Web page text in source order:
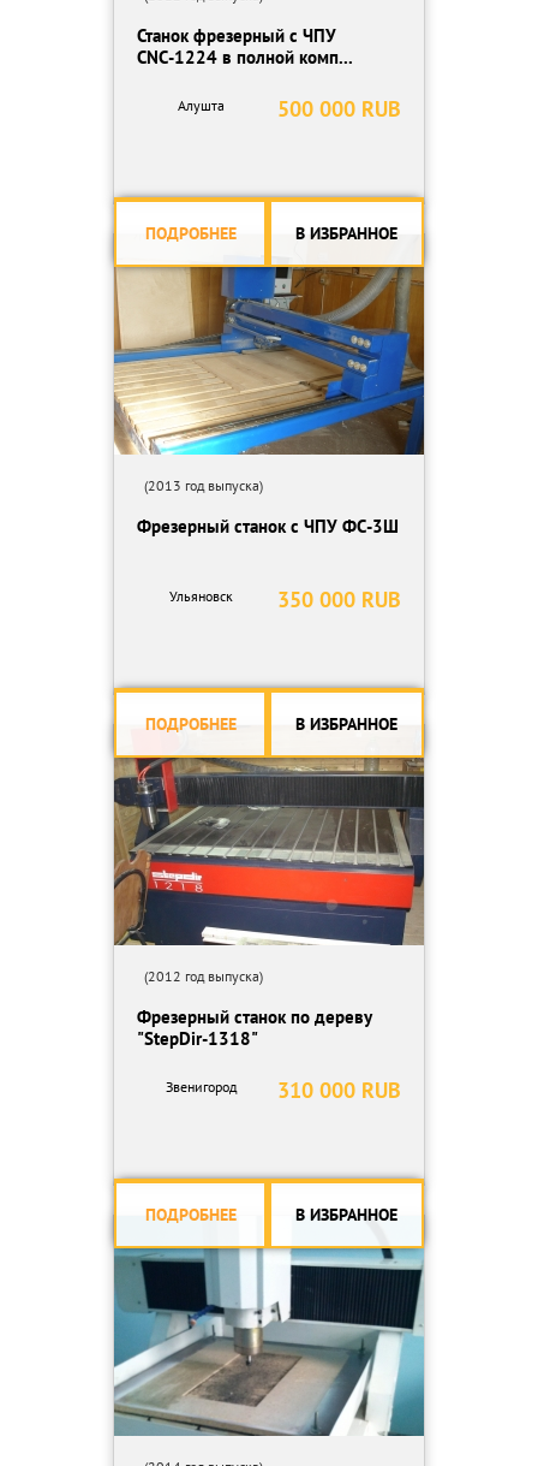
Станок фрезерный с ЧПУ
СNС-1224 в полной комп...
500 000 RUB
Алушта
ПОДРОБНЕЕ В ИЗБРАННОЕ
(2013 год выпуска)
Фрезерный станок с ЧПУ ФС-3Ш
350 000 RUB
Ульяновск
ПОДРОБНЕЕ В ИЗБРАННОЕ
(2012 год выпуска)
Фрезерный станок по дереву
"StepDir-1318"
310 000 RUB
Звенигород
ПОДРОБНЕЕ В ИЗБРАННОЕ